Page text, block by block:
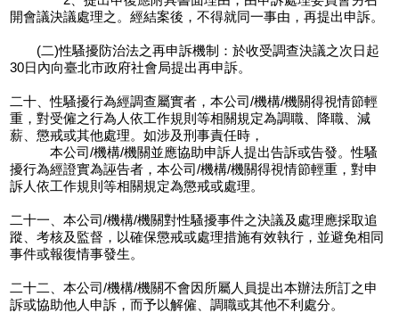
開會議決議處理之。經結案後，不得就同一事由，再提出申訴。
(二)性騷擾防治法之再申訴機制：於收受調查決議之次日起
30日內向臺北市政府社會局提出再申訴。
二十、性騷擾行為經調查屬實者，本公司/機構/機關得視情節輕
重，對受僱之行為人依工作規則等相關規定為調職、降職、減
薪、懲戒或其他處理。如涉及刑事責任時，
本公司/機構/機關並應協助申訴人提出告訴或告發。性騷
擾行為經證實為誣告者，本公司/機構/機關得視情節輕重，對申
訴人依工作規則等相關規定為懲戒或處理。
二十一、本公司/機構/機關對性騷擾事件之決議及處理應採取追
蹤、考核及監督，以確保懲戒或處理措施有效執行，並避免相同
事件或報復情事發生。
二十二、本公司/機構/機關不會因所屬人員提出本辦法所訂之申
訴或協助他人申訴，而予以解僱、調職或其他不利處分。